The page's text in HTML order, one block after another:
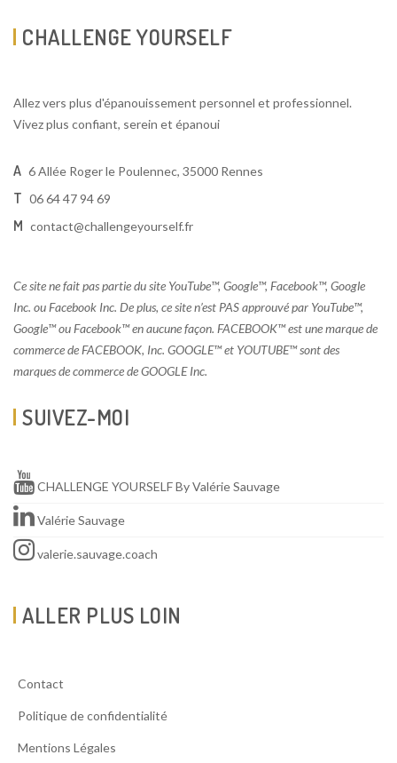
CHALLENGE YOURSELF
Allez vers plus d'épanouissement personnel et professionnel.
Vivez plus confiant, serein et épanoui
A 6 Allée Roger le Poulennec, 35000 Rennes
T 06 64 47 94 69
M contact@challengeyourself.fr
Ce site ne fait pas partie du site YouTube™, Google™, Facebook™, Google
Inc. ou Facebook Inc. De plus, ce site n’est PAS approuvé par YouTube™,
Google™ ou Facebook™ en aucune façon. FACEBOOK™ est une marque de
commerce de FACEBOOK, Inc. GOOGLE™ et YOUTUBE™ sont des
marques de commerce de GOOGLE Inc.
SUIVEZ-MOI
CHALLENGE YOURSELF By Valérie Sauvage
Valérie Sauvage
valerie.sauvage.coach
ALLER PLUS LOIN
Contact
Politique de confidentialité
Mentions Légales